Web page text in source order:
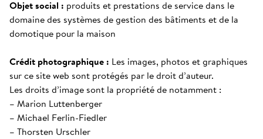
Objet social : produits et prestations de service dans le
domaine des systèmes de gestion des bâtiments et de la
domotique pour la maison
Crédit photographique : Les images, photos et graphiques
sur ce site web sont protégés par le droit d’auteur.
Les droits d’image sont la propriété de notamment :
– Marion Luttenberger
– Michael Ferlin-Fiedler
– Thorsten Urschler